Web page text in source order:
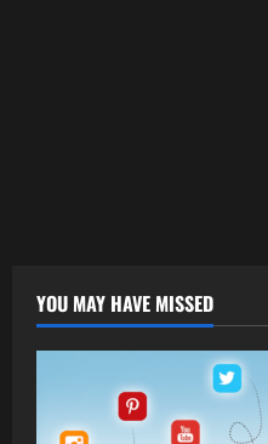
YOU MAY HAVE MISSED